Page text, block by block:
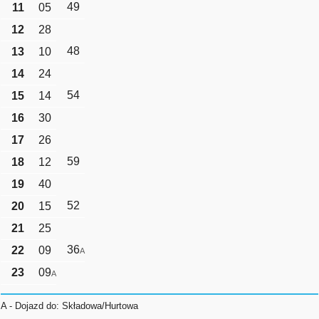
11 05
49
12
28
13
10
48
14
24
15
14
54
16
30
17
26
18
12
59
19
40
20
15
52
21
25
22
09 36A
23 09A
A - Dojazd do: Składowa/Hurtowa